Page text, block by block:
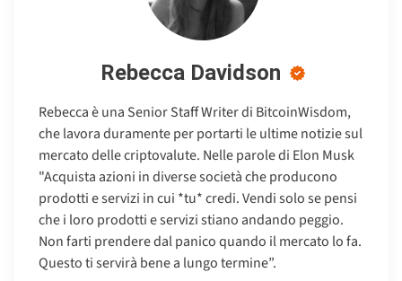
Rebecca Davidson
Rebecca è una Senior Staff Writer di BitcoinWisdom,
che lavora duramente per portarti le ultime notizie sul
mercato delle criptovalute. Nelle parole di Elon Musk
"Acquista azioni in diverse società che producono
prodotti e servizi in cui *tu* credi. Vendi solo se pensi
che i loro prodotti e servizi stiano andando peggio.
Non farti prendere dal panico quando il mercato lo fa.
Questo ti servirà bene a lungo termine”.